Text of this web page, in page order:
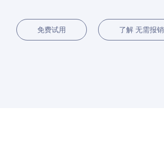
免费试用 了解 无需报销